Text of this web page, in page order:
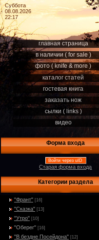
Суббота
08.08.2026
22:17
главная страница
в наличии ( for sale )
фото ( knife & more )
каталог статей
гостевая книга
заказать нож
сылки ( links )
видео
Форма входа
Войти через uID
Старая форма входа
Категории раздела
"Франт" [16]
"Сказка" [13]
"Утро" [10]
"Оберег" [16]
"В бездне Посейдона" [12]